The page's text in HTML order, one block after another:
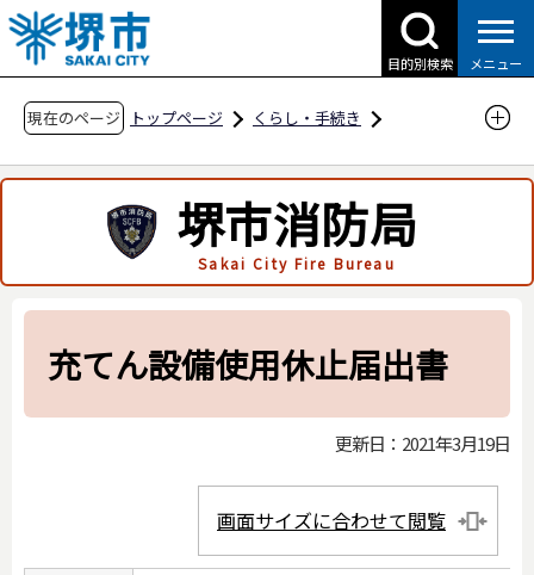
こ
の
ペ
の
で
目的別検索 メニュー
現在のページ トップページ
くらし・手続き
申請・届出用紙
液化石油ガスの保安の確保及び取引の適正化に
関する法律関係
堺市液化石油ガスの保安の確保及び取引の適正
充てん設備使用休止届出書
堺市消防局
Sakai City Fire Bureau
充てん設備使用休止届出書
更新日：2021年3月19日
画面サイズに合わせて閲覧